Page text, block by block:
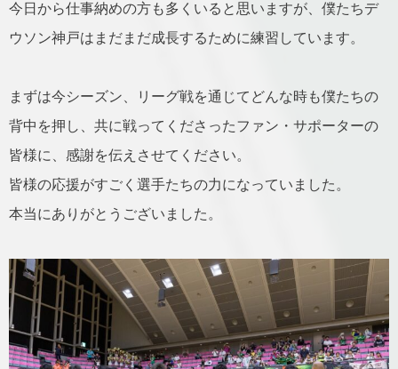
今日から仕事納めの方も多くいると思いますが、僕たちデ
ウソン神戸はまだまだ成長するために練習しています。
まずは今シーズン、リーグ戦を通じてどんな時も僕たちの
背中を押し、共に戦ってくださったファン・サポーターの
皆様に、感謝を伝えさせてください。
皆様の応援がすごく選手たちの力になっていました。
本当にありがとうございました。